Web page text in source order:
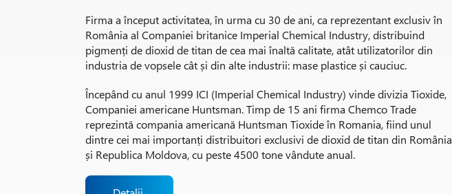
Firma a început activitatea, în urma cu 30 de ani, ca reprezentant exclusiv în
România al Companiei britanice Imperial Chemical Industry, distribuind
pigmenți de dioxid de titan de cea mai înaltă calitate, atât utilizatorilor din
industria de vopsele cât și din alte industrii: mase plastice și cauciuc.
Începând cu anul 1999 ICI (Imperial Chemical Industry) vinde divizia Tioxide,
Companiei americane Huntsman. Timp de 15 ani firma Chemco Trade
reprezintă compania americană Huntsman Tioxide în Romania, fiind unul
dintre cei mai importanți distribuitori exclusivi de dioxid de titan din România
și Republica Moldova, cu peste 4500 tone vândute anual.